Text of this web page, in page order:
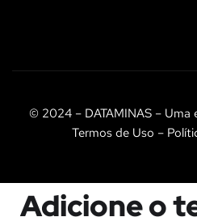
© 2024 – DATAMINAS –
Termos de Uso –
Adicione o